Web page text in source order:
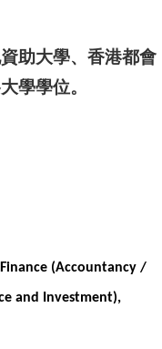
助大學、香港都會
學學位。
(Accountancy /
and Investment),